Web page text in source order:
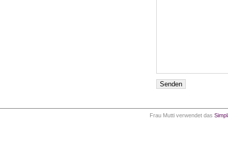
Frau Mutti verwendet das